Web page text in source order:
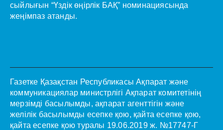
сыйлығын “Үздік өңірлік БАҚ” номинациясында
жеңімпаз атанды.
Газетке Қазақстан Республикасы Ақпарат және
коммуникациялар министрлігі Ақпарат комитетінің
мерзімді басылымды, ақпарат агенттігін және
желілік басылымды есепке қою, қайта есепке қою,
қайта есепке қою туралы 19.06.2019 ж. №17747-Г